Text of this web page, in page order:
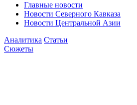
Главные новости
Новости Северного Кавказа
Новости Центральной Азии
Аналитика Статьи
Сюжеты